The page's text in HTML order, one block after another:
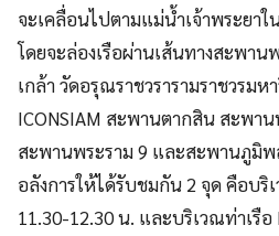
จะเคลื่อนไปตามแม่น้ำเจ้าพระยา
โดยจะล่องเรือผ่านเส้นทางสะพา
เกล้า วัดอรุณราชวรารามราชวรม
ICONSIAM สะพานตากสิน สะพา
สะพานพระราม 9 และสะพานภูมิพ
อลังการให้ได้รับชมกัน 2 จุด คือบริ
11.30-12.30 น. และบริเวณท่าเรือ